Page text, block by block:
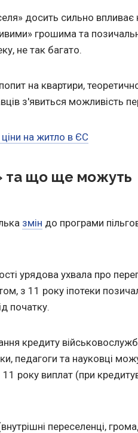
досить сильно впливає
грошима та
не так багато.
на квартири,
з'явиться можливість
на житло в ЄС
та що ще можуть
змін до програми
урядова ухвала про
з 11 року іпотеки
початку.
кредиту
педагоги та науковці
року виплат (при
переселенці,